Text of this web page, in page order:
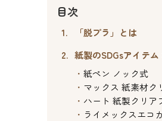
目次
「脱プラ」とは
紙製のSDGsアイテム
紙ペン ノック式
マックス 紙素材ク
ハート 紙製クリア
ライメックスエコ